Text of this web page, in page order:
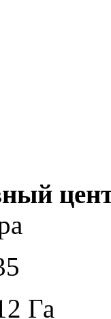
Га